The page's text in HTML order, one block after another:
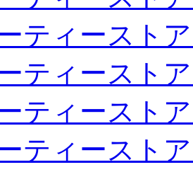
ティースト
ティースト
ティースト
ティースト